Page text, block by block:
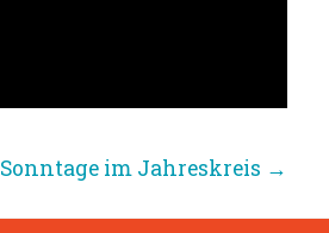
Sonntage im Jahreskreis →